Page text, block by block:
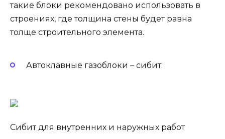
такие блоки рекомендовано использовать в
строениях, где толщина стены будет равна
толще строительного элемента.
Автоклавные газоблоки – сибит.
Сибит для внутренних и наружных работ